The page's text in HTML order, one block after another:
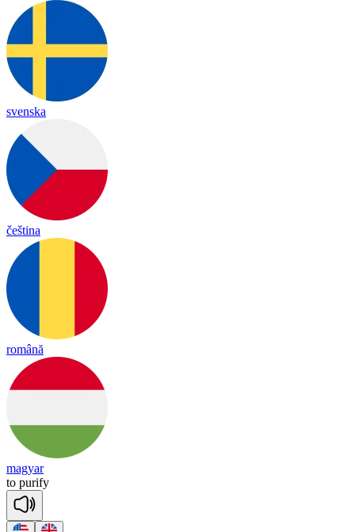
svenska
čeština
română
magyar
to purify